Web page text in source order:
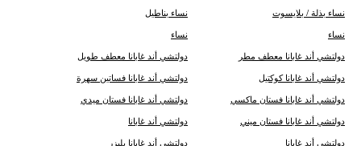
نساء بذلة / بلايسوت نساء بناطيل
نساء نساء
دولتشي أند غابانا معطف مطر دولتشي أند غابانا معطف طويل
دولتشي أند غابانا كوكتيل دولتشي أند غابانا فساتين سهرة
دولتشي أند غابانا فستان ماكسي دولتشي أند غابانا فستان ميدي
دولتشي أند غابانا فستان ميني دولتشي أند غابانا
دولتشي أند غابانا دولتشي أند غابانا بليزر